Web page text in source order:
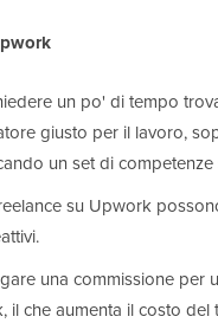
un po' di tempo
giusto per il lavoro,
un set di
su Upwork
una commissione per
il che aumenta il costo del